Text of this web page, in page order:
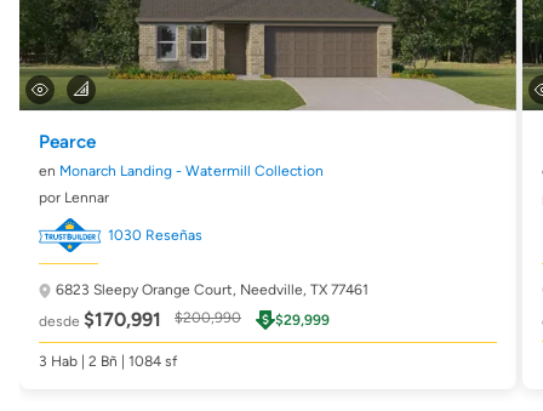
Pearce
en Monarch Landing - Watermill Collection
por Lennar
1030 Reseñas
6823 Sleepy Orange Court, Needville, TX 77461
desde $170,991 $200,990 $29,999
3 Hab | 2 Bñ | 1084 sf